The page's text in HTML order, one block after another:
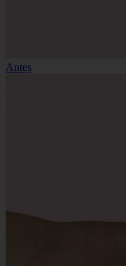
Antes